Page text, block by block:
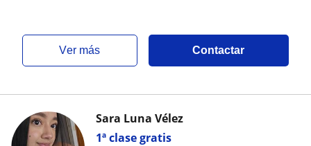
ver más Contactar
1ª clase gratis
Sara Luna Vélez